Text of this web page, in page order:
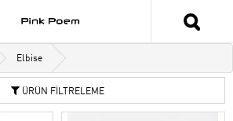
Elbise
ÜRÜN FİLTRELEME